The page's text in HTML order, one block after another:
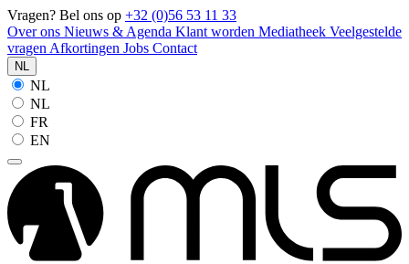
Vragen? Bel ons op +32 (0)56 53 11 33
Over ons Nieuws & Agenda Klant worden Mediatheek Veelgestelde
vragen Afkortingen Jobs Contact
NL
NL
NL
FR
EN